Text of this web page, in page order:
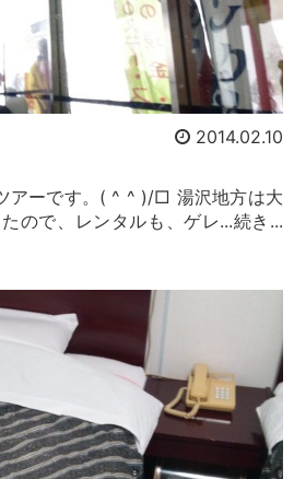
2014.02.10
アーです。( ^ ^ )/□ 湯沢地方は大
ので、レンタルも、ゲレ...続き...